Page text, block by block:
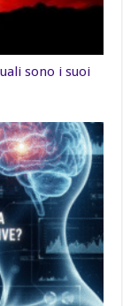
sono i suoi